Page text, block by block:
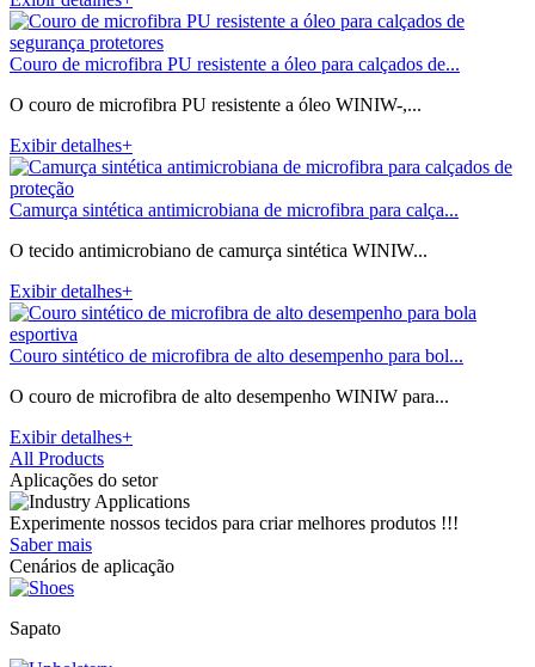
Couro de microfibra PU resistente a óleo para calçados de...
O couro de microfibra PU resistente a óleo WINIW-,...
Exibir detalhes+
Camurça sintética antimicrobiana de microfibra para calça...
O tecido antimicrobiano de camurça sintética WINIW...
Exibir detalhes+
Couro sintético de microfibra de alto desempenho para bol...
O couro de microfibra de alto desempenho WINIW para...
Exibir detalhes+
All Products
Aplicações do setor
Experimente nossos tecidos para criar melhores produtos !!!
Saber mais
Cenários de aplicação
Sapato